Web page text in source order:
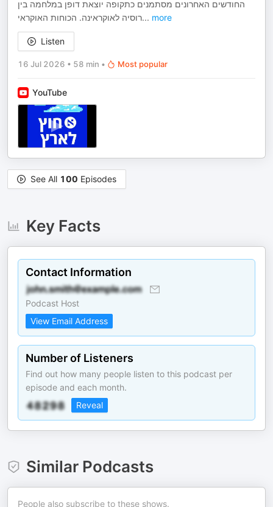
החודשים האחרונים מסתמנים כתקופה יוצאת דופן במלחמה בין
רוסיה לאוקראינה. הכוחות האוקראי... more
Listen
16 Jul 2026 • 58 min • Most popular
YouTube
See All 100 Episodes
Key Facts
Contact Information
Podcast Host
View Email Address
Number of Listeners
Find out how many people listen to this podcast per
episode and each month.
Reveal
Similar Podcasts
People also subscribe to these shows.